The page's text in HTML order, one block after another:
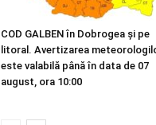
COD GALBEN în Dobrogea și pe
litoral. Avertizarea
este valabilă până în data de 07
august, ora 10:00